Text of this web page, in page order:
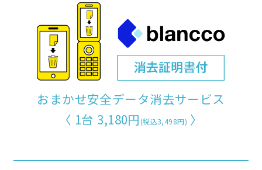
おまかせ安全データ消去サービス
〈 1台 3,180円 (税込3,498円) 〉